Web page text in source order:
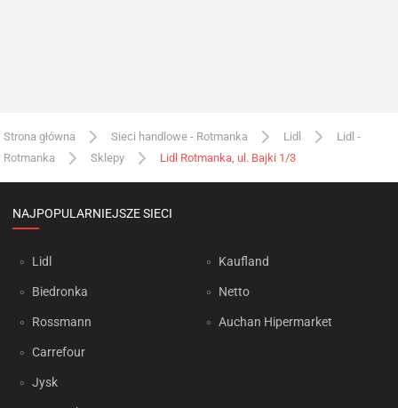
Strona główna Sieci handlowe - Rotmanka Lidl
Lidl -
Rotmanka
Sklepy Lidl Rotmanka, ul. Bajki 1/3
NAJPOPULARNIEJSZE SIECI
Lidl
Biedronka
Rossmann
Carrefour
Jysk
Kaufland
Netto
Auchan Hipermarket